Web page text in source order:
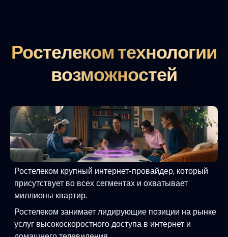
Ростелеком технологии
возможностей
Ростелеком крупный интернет-провайдер, который
присутствует во всех сегментах и охватывает
миллионы квартир.
Ростелеком занимает лидирующие позиции на рынке
услуг высокоскоростного доступа в интернет и